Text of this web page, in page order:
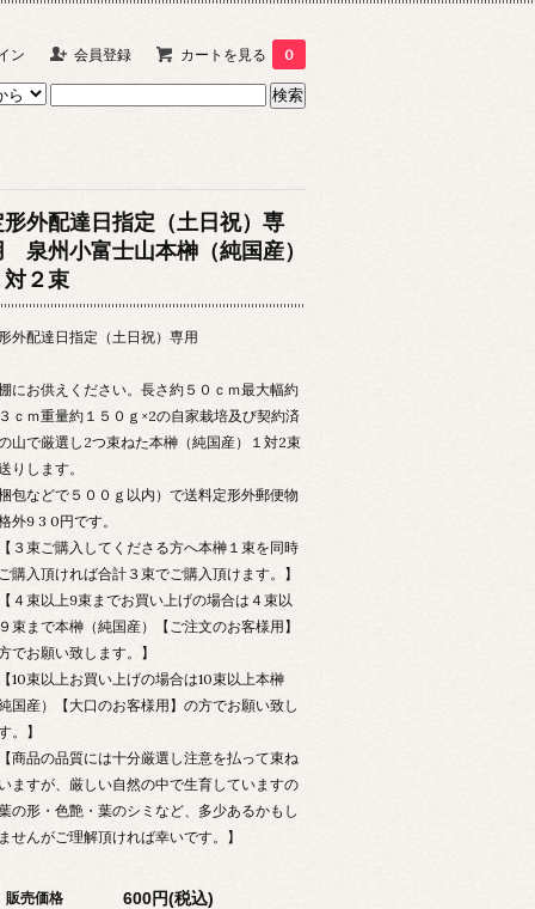
ン 会員登録 カートを見る 0
外配達日指定（土日祝）専
泉州小富士山本榊（純国産）
２束
外配達日指定（土日祝）専用
にお供えください。長さ約５０ｃｍ最大幅約
ｃｍ重量約１５０ｇ×2の自家栽培及び契約済
山で厳選し2つ束ねた本榊（純国産）１対2束
りします。
包などで５００ｇ以内）で送料定形外郵便物
外9 3 0円です。
３束ご購入してくださる方へ本榊１束を同時
購入頂ければ合計３束でご購入頂けます。】
４束以上9束までお買い上げの場合は４束以
束まで本榊（純国産）【ご注文のお客様用】
でお願い致します。】
10束以上お買い上げの場合は10束以上本榊
国産）【大口のお客様用】の方でお願い致し
。】
商品の品質には十分厳選し注意を払って束ね
ますが、厳しい自然の中で生育していますの
の形・色艶・葉のシミなど、多少あるかもし
せんがご理解頂ければ幸いです。】
販売価格 600円(税込)